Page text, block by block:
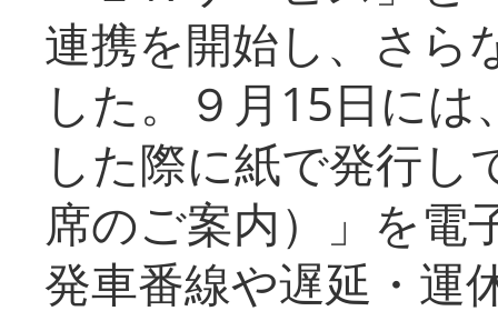
連携を開始し、さら
した。９月15日に
した際に紙で発行し
席のご案内）」を電
発車番線や遅延・運